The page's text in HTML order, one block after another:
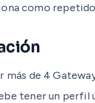
como
más de 4
tener un